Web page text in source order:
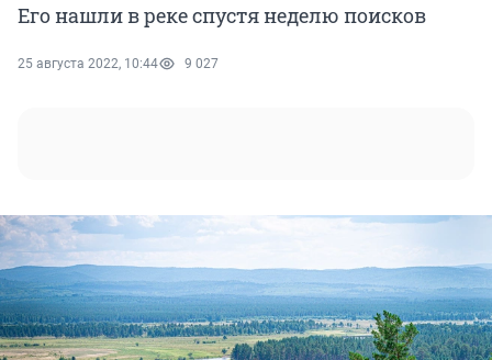
Его нашли в реке спустя неделю поисков
25 августа 2022, 10:44 9 027